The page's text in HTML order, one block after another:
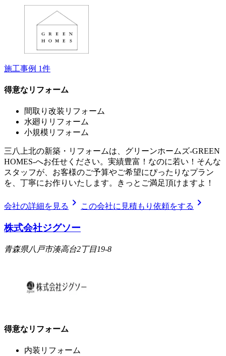
施工事例 1件
得意なリフォーム
間取り改装リフォーム
水廻りリフォーム
小規模リフォーム
三八上北の新築・リフォームは、グリーンホームズ‐GREEN
HOMES‐へお任せください。実績豊富！なのに若い！そんな
スタッフが、お客様のご予算やご希望にぴったりなプラン
を、丁寧にお作りいたします。きっとご満足頂けますよ！
会社の詳細を見る chevron_right この会社に見積もり依頼をする chevron_right
株式会社ジグソー
青森県八戸市湊高台2丁目19-8
得意なリフォーム
内装リフォーム